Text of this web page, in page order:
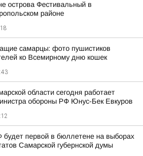
острова Фестивальный в
районе
самарцы: фото пушистиков
ко Всемирному дню кошек
области сегодня работает
обороны РФ Юнус-Бек Евкуров
первой в бюллетене на выборах
Самарской губернской думы